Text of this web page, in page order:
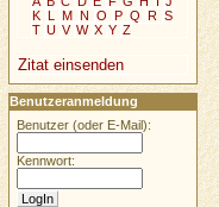
K L M N O P Q R S
T U V W X Y Z
Zitat einsenden
Benutzeranmeldung
Benutzer (oder E-Mail):
Kennwort: